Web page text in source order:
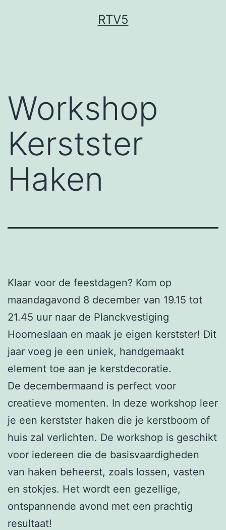
RTV5
Workshop
Kerstster
Haken
Klaar voor de feestdagen? Kom op
maandagavond 8 december van 19.15 tot
21.45 uur naar de Planckvestiging
Hoorneslaan en maak je eigen kerstster! Dit
jaar voeg je een uniek, handgemaakt
element toe aan je kerstdecoratie.
De decembermaand is perfect voor
creatieve momenten. In deze workshop leer
je een kerstster haken die je kerstboom of
huis zal verlichten. De workshop is geschikt
voor iedereen die de basisvaardigheden
van haken beheerst, zoals lossen, vasten
en stokjes. Het wordt een gezellige,
ontspannende avond met een prachtig
resultaat!